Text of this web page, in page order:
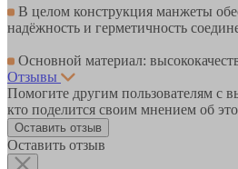
В целом конструкция манжеты
надёжность и герметичность
Основной материал:
Отзывы
Помогите другим пользователям с
кто поделится своим мнением об
Оставить отзыв
Оставить отзыв